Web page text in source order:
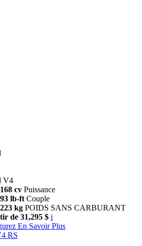
V4
168 cv Puissance
93 lb-ft Couple
223 kg POIDS SANS CARBURANT
de 31,295 $ i
En Savoir Plus
RS